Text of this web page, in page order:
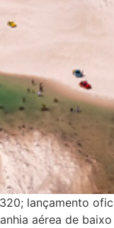
lançamento
aérea de